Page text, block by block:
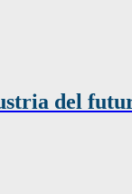
del